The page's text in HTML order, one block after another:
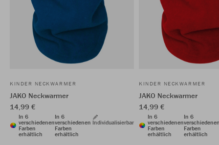
KINDER NECKWARMER
JAKO Neckwarmer
14,99 €
In 6
verschiedenen
Farben
erhältlich
In 6
verschiedenen
Farben
erhältlich
Individualisierbar
KINDER NECKWARMER
JAKO Neckwarmer
14,99 €
In 6
verschiedenen
Farben
erhältlich
In 6
Farben
erhältlich